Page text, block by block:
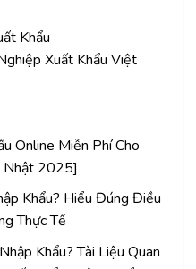
Khẩu
Xuất Khẩu Việt
Online Miễn Phí Cho
Nhật 2025]
Khẩu? Hiểu Đúng Điều
Thực Tế
Khẩu? Tài Liệu Quan